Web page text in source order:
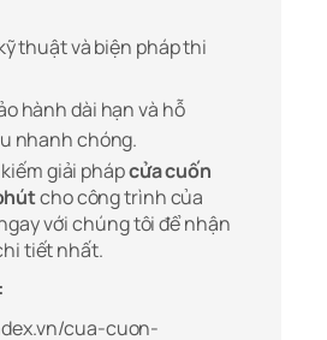
thuật và biện pháp thi
hành dài hạn và hỗ
nhanh chóng.
giải phápcửa cuốn
cho công trình của
với chúng tôi để nhận
tiết nhất.
cua-cuon-